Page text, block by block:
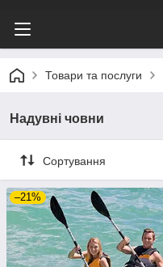
Товари та послуги
Надувні човни
Сортування
–21%